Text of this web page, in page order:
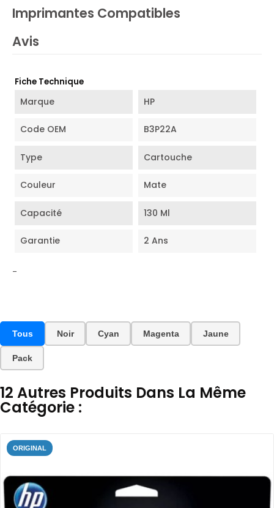
Imprimantes Compatibles
Avis
Fiche Technique
Marque HP
Code OEM B3P22A
Type Cartouche
Couleur Mate
Capacité 130 Ml
Garantie 2 Ans
-
Tous Noir Cyan Magenta Jaune
Pack
12 Autres Produits Dans La Même
Catégorie :
ORIGINAL